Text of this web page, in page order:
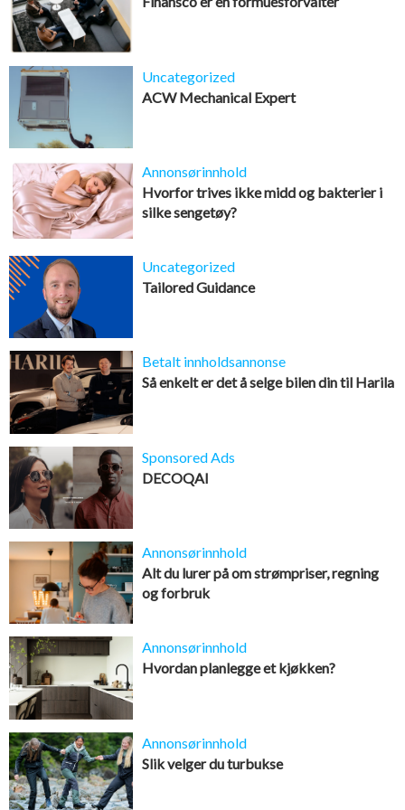
Uncategorized
ACW Mechanical Expert
Annonsørinnhold
Hvorfor trives ikke midd og bakterier i
silke sengetøy?
Uncategorized
Tailored Guidance
Betalt innholdsannonse
Så enkelt er det å selge bilen din til Harila
Sponsored Ads
DECOQAI
Annonsørinnhold
Alt du lurer på om strømpriser, regning
og forbruk
Annonsørinnhold
Hvordan planlegge et kjøkken?
Annonsørinnhold
Slik velger du turbukse